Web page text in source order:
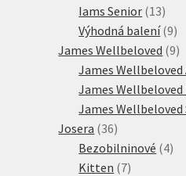
Iams Senior 1313
Výhodná balení 99
James Wellbeloved 99
James Wellbeloved
James
James Wellbeloved
Josera 3636
produktů
Bezobilninové 44
Kitten 77